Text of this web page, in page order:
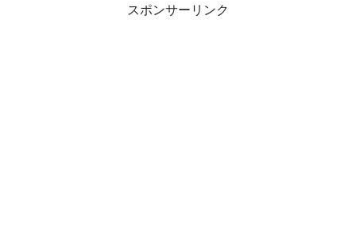
つまみ お取り寄せグルメ
ズ...
スポンサーリンク